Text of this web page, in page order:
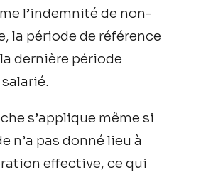
l’indemnité de non-
la période de référence
dernière période
s’applique même si
n’a pas donné lieu à
effective, ce qui